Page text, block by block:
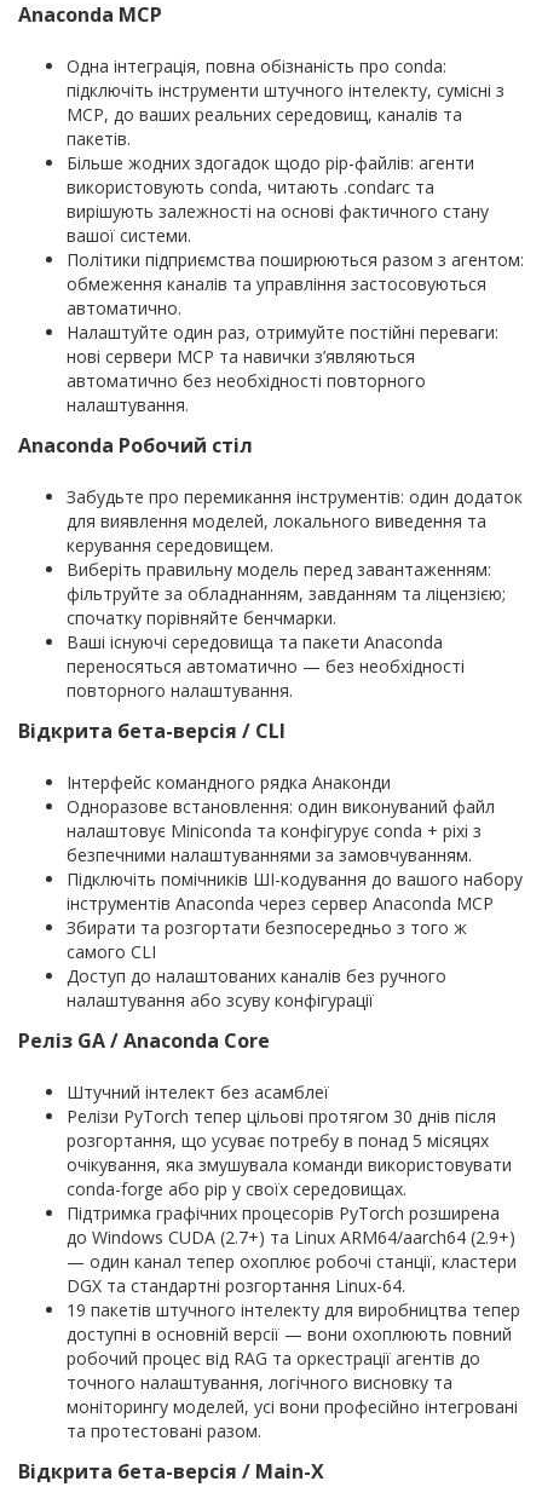
Anaconda MCP
Одна інтеграція, повна обізнаність про conda:
підключіть інструменти штучного інтелекту, сумісні з
MCP, до ваших реальних середовищ, каналів та
пакетів.
Більше жодних здогадок щодо pip-файлів: агенти
використовують conda, читають .condarc та
вирішують залежності на основі фактичного стану
вашої системи.
Політики підприємства поширюються разом з агентом:
обмеження каналів та управління застосовуються
автоматично.
Налаштуйте один раз, отримуйте постійні переваги: ​​
нові сервери MCP та навички з’являються
автоматично без необхідності повторного
налаштування.
Anaconda Робочий стіл
Забудьте про перемикання інструментів: один додаток
для виявлення моделей, локального виведення та
керування середовищем.
Виберіть правильну модель перед завантаженням:
фільтруйте за обладнанням, завданням та ліцензією;
спочатку порівняйте бенчмарки.
Ваші існуючі середовища та пакети Anaconda
переносяться автоматично — без необхідності
повторного налаштування.
Відкрита бета-версія / CLI
Інтерфейс командного рядка Анаконди
Одноразове встановлення: один виконуваний файл
налаштовує Miniconda та конфігурує conda + pixi з
безпечними налаштуваннями за замовчуванням.
Підключіть помічників ШІ-кодування до вашого набору
інструментів Anaconda через сервер Anaconda MCP
Збирати та розгортати безпосередньо з того ж
самого CLI
Доступ до налаштованих каналів без ручного
налаштування або зсуву конфігурації
Реліз GA / Anaconda Core
Штучний інтелект без асамблеї
Релізи PyTorch тепер цільові протягом 30 днів після
розгортання, що усуває потребу в понад 5 місяцях
очікування, яка змушувала команди використовувати
conda-forge або pip у своїх середовищах.
Підтримка графічних процесорів PyTorch розширена
до Windows CUDA (2.7+) та Linux ARM64/aarch64 (2.9+)
— один канал тепер охоплює робочі станції, кластери
DGX та стандартні розгортання Linux-64.
19 пакетів штучного інтелекту для виробництва тепер
доступні в основній версії — вони охоплюють повний
робочий процес від RAG та оркестрації агентів до
точного налаштування, логічного висновку та
моніторингу моделей, усі вони професійно інтегровані
та протестовані разом.
Відкрита бета-версія / Main-X